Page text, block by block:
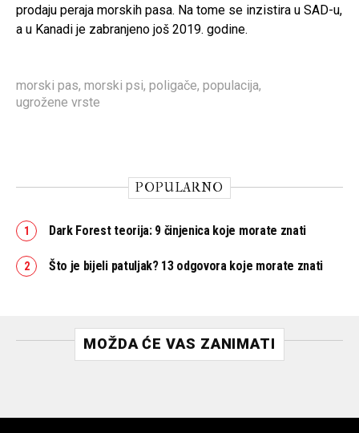
prodaju peraja morskih pasa. Na tome se inzistira u SAD-u,
a u Kanadi je zabranjeno još 2019. godine.
morski pas, morski psi, poligače, populacija,
ugrožene vrste
POPULARNO
Dark Forest teorija: 9 činjenica koje morate znati
Što je bijeli patuljak? 13 odgovora koje morate znati
MOŽDA ĆE VAS ZANIMATI